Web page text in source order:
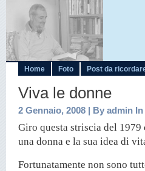
Home Foto Post da
Viva le donne
2 Gennaio, 2008 | By admin In
Giro questa striscia del
una donna e la sua idea di
Fortunatamente non sono